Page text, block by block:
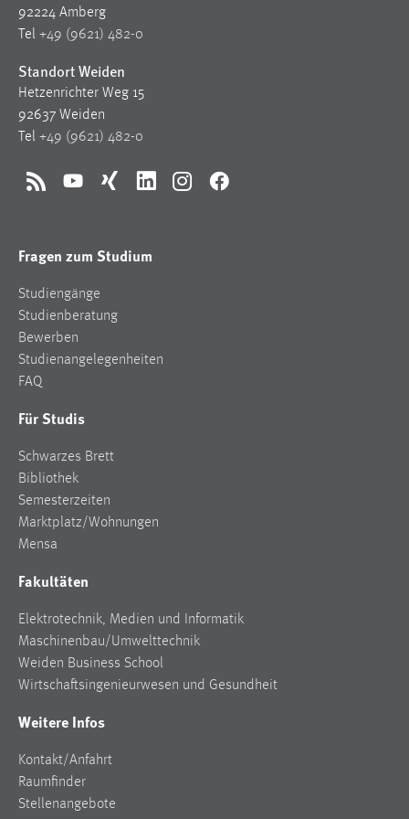
92224 Amberg
Tel +49 (9621) 482-0
Standort Weiden
Hetzenrichter Weg 15
92637 Weiden
Tel +49 (9621) 482-0
RSS YouTubeXing LinkedInInstagramFacebook
Fragen zum Studium
Studiengänge
Studienberatung
Bewerben
Studienangelegenheiten
FAQ
Für Studis
Schwarzes Brett
Bibliothek
Semesterzeiten
Marktplatz/Wohnungen
Mensa
Fakultäten
Elektrotechnik, Medien und Informatik
Maschinenbau/Umwelttechnik
Weiden Business School
Wirtschaftsingenieurwesen und Gesundheit
Weitere Infos
Kontakt/Anfahrt
Raumfinder
Stellenangebote
30 Tage
Name:
MibewSessionID, MIBEW_UserID, mibew_locale, mibew-
chat-frame-style-5e9dbeb1811c0446
Zweck:
Wird benötigt um die Chatfunktion nutzen zu können.
5e9dbeb1811c0446 = Sitzungslaufzeit, mibew_locale = 3
Login
Name:
Zweck:
einloggen zu können.
Cookie Laufzeit:
24 Stunden
STATISTIK
Statistik Cookies erfassen Informationen anonym.
Diese Informationen helfen uns zu verstehen, wie
unsere Besucher unsere Website nutzen.
_pk_ref, _pk_cvar, _pk_id, _pk_ses
Zweck: